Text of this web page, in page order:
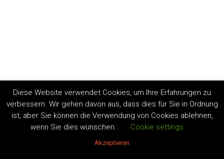
Copyright by Andrea Lüdke 2020. All Rights Reserved.
Diese Website verwendet Cookies, um Ihre Erfahrungen zu
verbessern. Wir gehen davon aus, dass dies für Sie in Ordnung
ist, aber Sie können die Verwendung von Cookies ablehnen,
wenn Sie dies wünschen..
Cookie settings
Akzeptieren